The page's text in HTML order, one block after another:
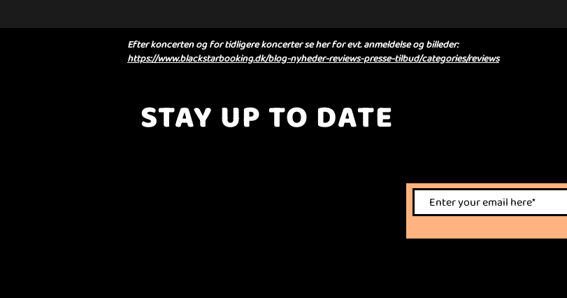
Efter koncerten og for tidligere koncerter se her for evt. anmeldelse og billeder:
https://www.blackstarbooking.dk/blog-nyheder-reviews-presse-tilbud/categories/reviews
STAY UP TO DATE